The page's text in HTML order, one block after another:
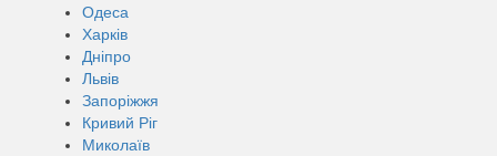
Одеса
Харків
Дніпро
Львів
Запоріжжя
Кривий Ріг
Миколаїв